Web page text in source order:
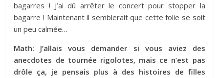
bagarres ! J’ai dû arrêter le concert pour stopper la
bagarre ! Maintenant il semblerait que cette folie se soit
un peu calmée…
Math: J’allais vous demander si vous aviez des
anecdotes de tournée rigolotes, mais ce n’est pas
drôle ça, je pensais plus à des histoires de filles